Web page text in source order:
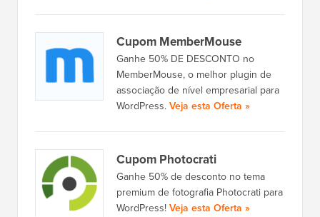
Cupom MemberMouse
Ganhe 50% DE DESCONTO no
MemberMouse, o melhor plugin de
associação de nível empresarial para
WordPress.Veja esta Oferta »
Cupom Photocrati
Ganhe 50% de desconto no tema
premium de fotografia Photocrati para
WordPress!Veja esta Oferta »